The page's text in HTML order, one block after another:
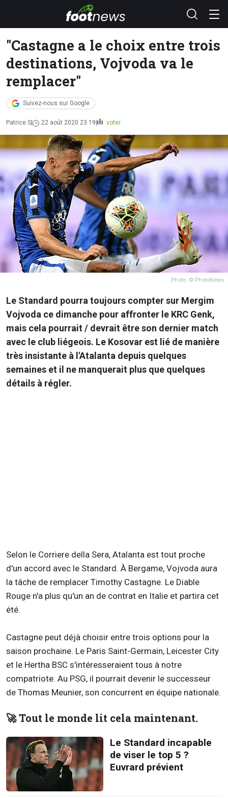
"Castagne a le choix entre trois
destinations, Vojvoda va le
remplacer"
Suivez-nous sur Google
Patrice S 22 août 2020 23:19 voter
Photo: © PhotoNews
Le Standard pourra toujours compter sur Mergim
Vojvoda ce dimanche pour affronter le KRC Genk,
mais cela pourrait / devrait être son dernier match
avec le club liégeois. Le Kosovar est lié de manière
très insistante à l'Atalanta depuis quelques
semaines et il ne manquerait plus que quelques
détails à régler.
Selon le Corriere della Sera, Atalanta est tout proche
d'un accord avec le Standard. À Bergame, Vojvoda aura
la tâche de remplacer Timothy Castagne. Le Diable
Rouge n'a plus qu'un an de contrat en Italie et partira cet
été.
Castagne peut déjà choisir entre trois options pour la
saison prochaine. Le Paris Saint-Germain, Leicester City
et le Hertha BSC s'intéresseraient tous à notre
compatriote. Au PSG, il pourrait devenir le successeur
de Thomas Meunier, son concurrent en équipe nationale.
🚀 Tout le monde lit cela maintenant.
Le Standard incapable
de viser le top 5 ?
Euvrard prévient